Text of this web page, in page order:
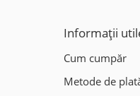
Informații
Cum cumpăr
Metode de